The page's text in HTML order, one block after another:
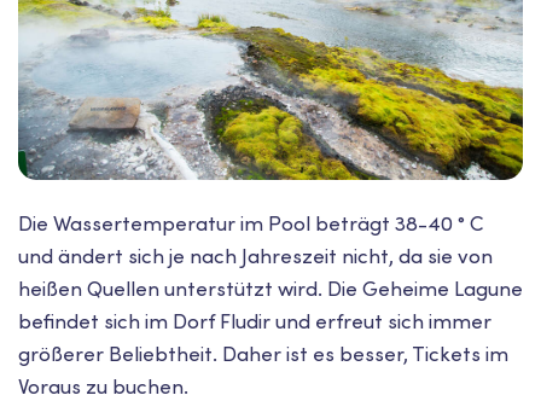
Die Wassertemperatur im Pool beträgt 38-40 ° C
und ändert sich je nach Jahreszeit nicht, da sie von
heißen Quellen unterstützt wird. Die Geheime Lagune
befindet sich im Dorf Fludir und erfreut sich immer
größerer Beliebtheit. Daher ist es besser, Tickets im
Voraus zu buchen.